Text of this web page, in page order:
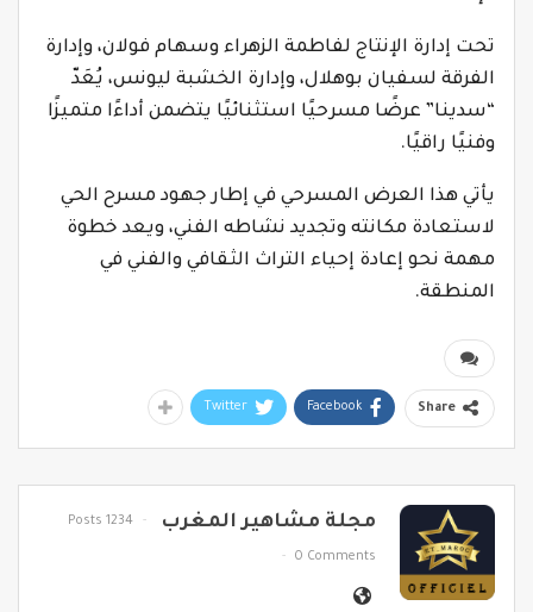
تحت إدارة الإنتاج لفاطمة الزهراء وسهام فولان، وإدارة
الفرقة لسفيان بوهلال، وإدارة الخشبة ليونس، يُعَدّ
“سدينا” عرضًا مسرحيًا استثنائيًا يتضمن أداءًا متميزًا
وفنيًا راقيًا.
يأتي هذا العرض المسرحي في إطار جهود مسرح الحي
لاستعادة مكانته وتجديد نشاطه الفني، ويعد خطوة
مهمة نحو إعادة إحياء التراث الثقافي والفني في
المنطقة.
Share
Facebook
Twitter
مجلة مشاهير المغرب 1234 Posts
0 Comments